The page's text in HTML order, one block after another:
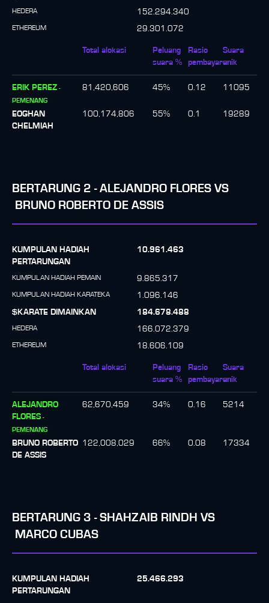
HEDERA 152.294.340
ETHEREUM 29.301.072
Total alokasi
Peluang
suara %
Rasio
pembayaran
Suara
unik
ERIK PEREZ -
PEMENANG
81,420,606 45% 0.12 11095
EOGHAN
CHELMIAH
100,174,806 55% 0.1 19289
BERTARUNG 2 - ALEJANDRO FLORES VS
BRUNO ROBERTO DE ASSIS
KUMPULAN HADIAH
PERTARUNGAN
10.961.463
KUMPULAN HADIAH PEMAIN 9.865.317
KUMPULAN HADIAH KARATEKA
1.096.146
$KARATE DIMAINKAN
184.678.488
HEDERA 166.072.379
ETHEREUM 18.606.109
Total alokasi
Peluang
suara %
Rasio
pembayaran
Suara
unik
ALEJANDRO
FLORES -
PEMENANG
62,670,459 34% 0.16 5214
BRUNO ROBERTO
DE ASSIS
122,008,029 66% 0.08 17334
BERTARUNG 3 - SHAHZAIB RINDH VS
MARCO CUBAS
KUMPULAN HADIAH
PERTARUNGAN
25.466.293